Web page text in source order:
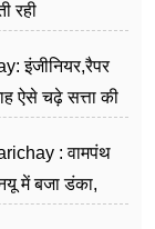
रही
इंजीनियर,रैपर
ऐसे चढ़े सत्ता की
: वामपंथ
में बजा डंका,